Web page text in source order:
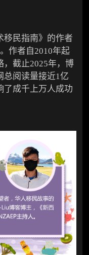
移民指南》的作者
作者自2010年起
，截止2025年，博
总阅读量接近1亿
了成千上万人成功